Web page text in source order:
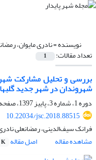
نویسنده =نادری مایوان،
تعداد مقالات: 1
بررسی و تحلیل مشارکت
شهروندان در شهر جدید
دوره 1، شماره 3، پاییز 1397، صفحه
10.22034/jsc.2018.88515
فرانک سیف‌الدینی، رمضانعلی
مشاهده مقاله
اصل مقاله K